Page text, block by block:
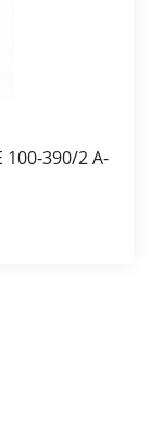
390/2 A-